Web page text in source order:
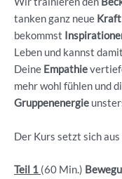
tanken ganz neue
bekommst
Leben und kannst
Deine Empathie
mehr wohl fühlen und
Gruppenenergie
Der Kurs setzt sich aus
Teil 1 (60 Min.)